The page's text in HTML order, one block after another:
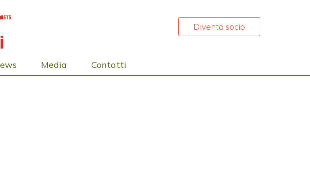
Diventa socio
Media Contatti